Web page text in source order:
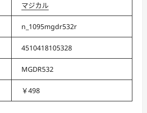
マジカル
n_1095mgdr532r
4510418105328
MGDR532
￥498